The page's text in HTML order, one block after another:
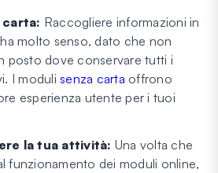
carta: Raccogliere informazioni in
molto senso, dato che non
posto dove conservare tutti i
I moduli senza carta offrono
esperienza utente per i tuoi
la tua attività: Una volta che
funzionamento dei moduli online,